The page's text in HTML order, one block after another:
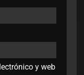
y web